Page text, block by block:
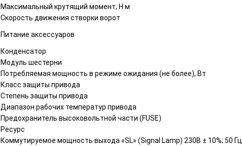
Максимальный крутящий момент, Н·м
Скорость движения створки ворот
Питание аксессуаров
Конденсатор
Модуль шестерни
Потребляемая мощность в режиме ожидания (не более), Вт
Класс защиты привода
Степень защиты привода
Диапазон рабочих температур привода
Предохранитель высоковольтной части (FUSE)
Ресурс
Коммутируемое мощность выхода «SL» (Signal Lamp) 230B ± 10%; 50 Гц